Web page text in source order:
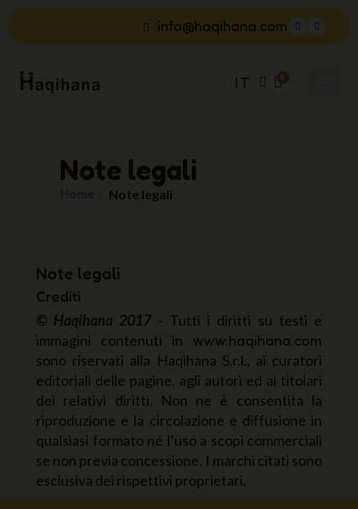
info@haqihana.com
IT
Note legali
Note legali
Note legali
Crediti
© Haqihana 2017- Tutti i diritti su testi e
immagini contenuti in www.haqihana.com
sono riservati alla Haqihana S.r.l., ai curatori
editoriali delle pagine, agli autori ed ai titolari
dei relativi diritti. Non ne è consentita la
riproduzione e la circolazione e diffusione in
qualsiasi formato né l’uso a scopi commerciali
se non previa concessione. I marchi citati sono
esclusiva dei rispettivi proprietari.